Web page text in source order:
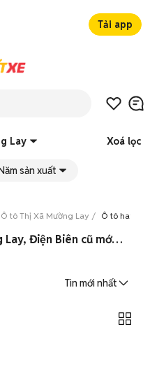
Tải app
Lay Xoá lọc
sản xuất
Ô tô Thị Xã Mường Lay Ô tô
0 xe Hatchback Thị Xã Mường Lay, Điện Biên cũ mới 08/2026
Tin mới nhất